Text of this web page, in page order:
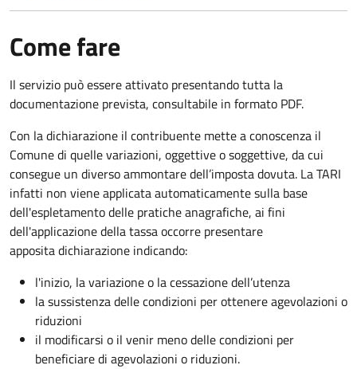
Come fare
Il servizio può essere attivato presentando tutta la
documentazione prevista, consultabile in formato PDF.
Con la dichiarazione il contribuente mette a conoscenza il
Comune di quelle variazioni, oggettive o soggettive, da cui
consegue un diverso ammontare dell’imposta dovuta. La TARI
infatti non viene applicata automaticamente sulla base
dell'espletamento delle pratiche anagrafiche, ai fini
dell'applicazione della tassa occorre presentare
apposita dichiarazione indicando:
l'inizio, la variazione o la cessazione dell’utenza
la sussistenza delle condizioni per ottenere agevolazioni o
riduzioni
il modificarsi o il venir meno delle condizioni per
beneficiare di agevolazioni o riduzioni.